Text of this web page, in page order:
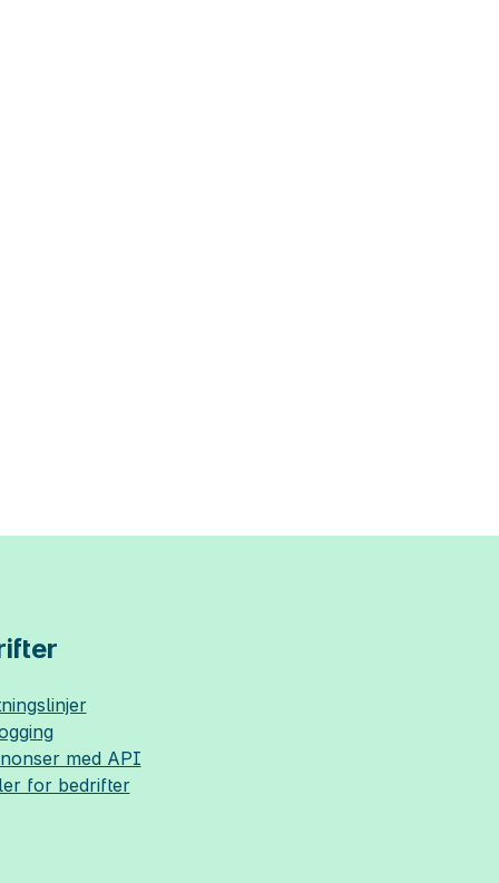
med API
for bedrifter